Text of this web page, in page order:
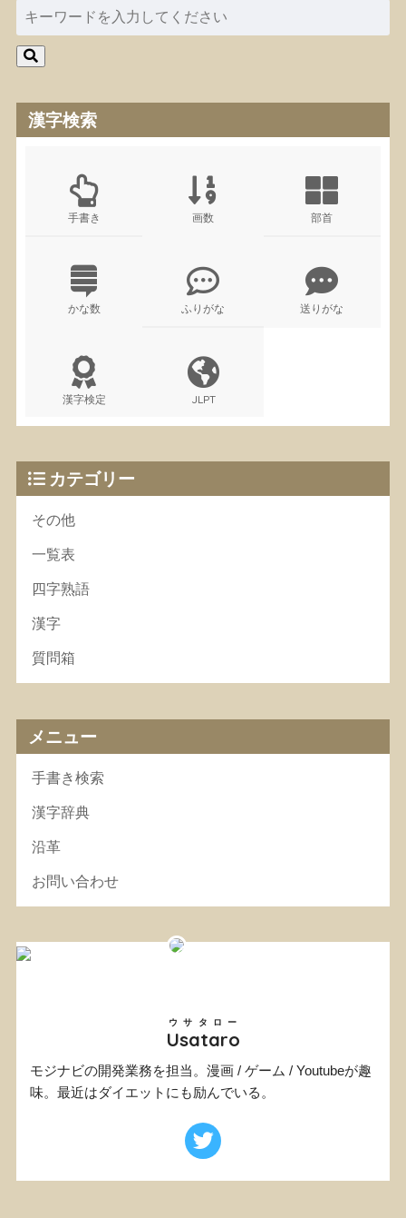
漢字検索
手書き 画数 部首
かな数 ふりがな 送りがな
漢字検定 JLPT
カテゴリー
その他
一覧表
四字熟語
漢字
質問箱
メニュー
手書き検索
漢字辞典
沿革
お問い合わせ
Usataro
ウサタロー
モジナビの開発業務を担当。漫画 / ゲーム / Youtubeが趣
味。最近はダイエットにも励んでいる。